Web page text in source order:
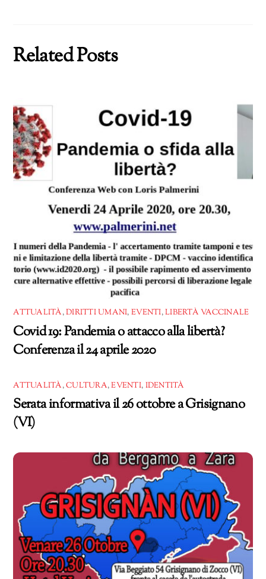
Related Posts
ATTUALITÀ,DIRITTI UMANI, EVENTI,LIBERTÀ VACCINALE
Covid 19: Pandemia o attacco alla libertà?
Conferenza il 24 aprile 2020
ATTUALITÀ,CULTURA,EVENTI, IDENTITÀ
Serata informativa il 26 ottobre a Grisignano
(VI)